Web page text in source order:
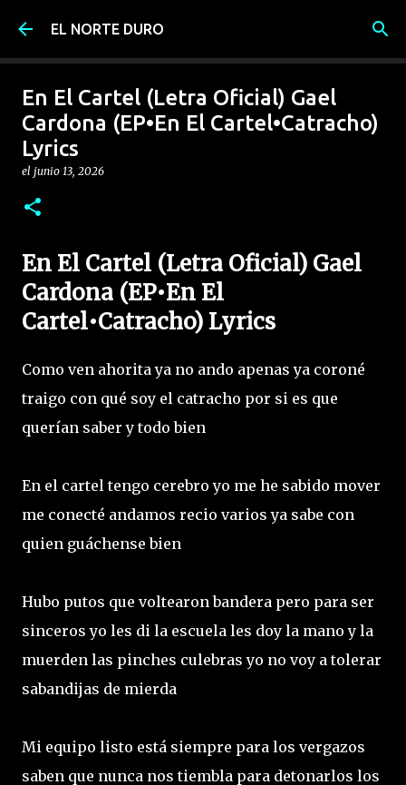
Ir al contenido principal
EL NORTE DURO
En El Cartel (Letra Oficial) Gael
Cardona (EP•En El Cartel•Catracho)
Lyrics
el junio 13, 2026
En El Cartel (Letra Oficial) Gael
Cardona (EP•En El
Cartel•Catracho) Lyrics
Como ven ahorita ya no ando apenas ya coroné
traigo con qué soy el catracho por si es que
querían saber y todo bien
En el cartel tengo cerebro yo me he sabido mover
me conecté andamos recio varios ya sabe con
quien guáchense bien
Hubo putos que voltearon bandera pero para ser
sinceros yo les di la escuela les doy la mano y la
muerden las pinches culebras yo no voy a tolerar
sabandijas de mierda
Mi equipo listo está siempre para los vergazos
saben que nunca nos tiembla para detonarlos los